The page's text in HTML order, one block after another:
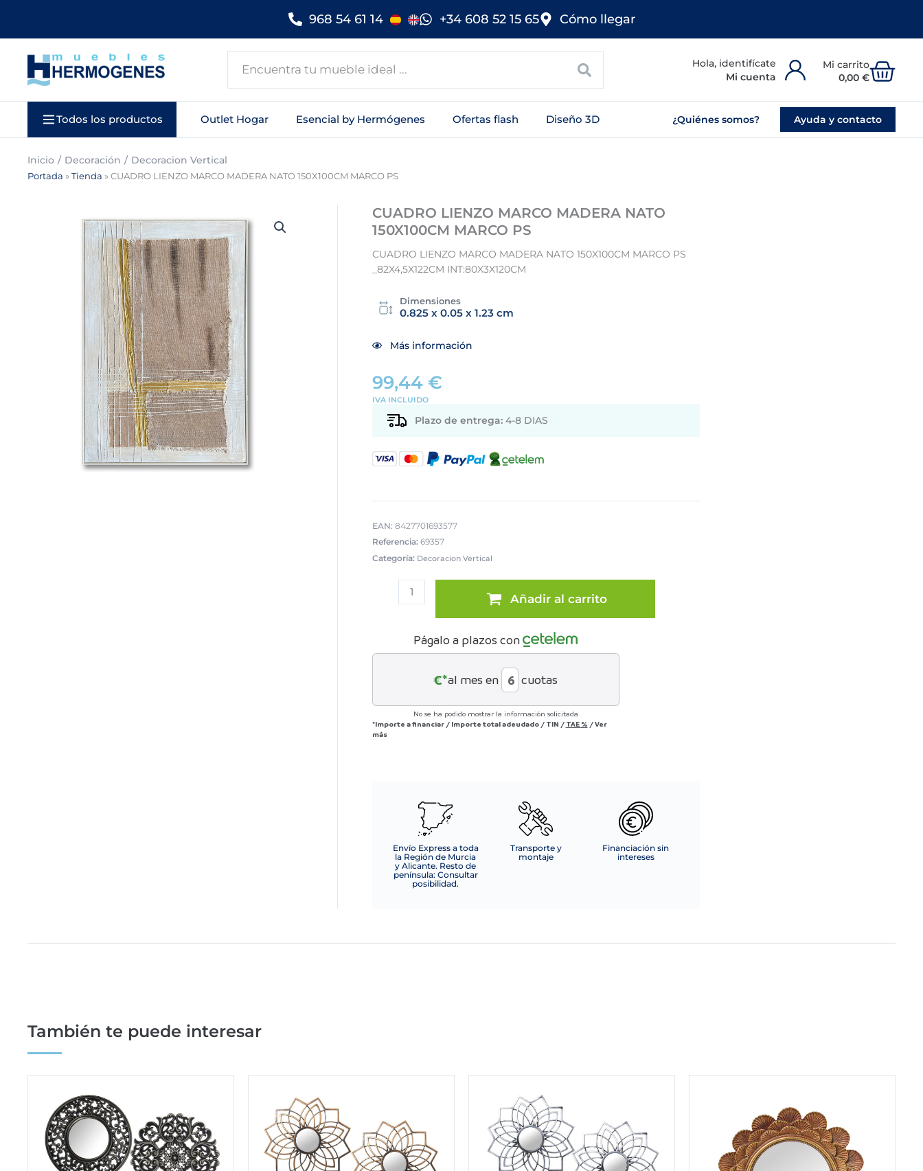
contenido
968 54 61 14 +34 608 52 15 65 Cómo llegar
Mi cuenta 0,00 €
Todos los productos Outlet Hogar Esencial by Hermógenes Ofertas flash Diseño 3D ¿Quiénes somos? Ayuda y contacto
Inicio Decoración Decoracion Vertical
Portada » Tienda » CUADRO LIENZO MARCO MADERA NATO 150X100CM MARCO PS
CUADRO LIENZO MARCO MADERA NATO
150X100CM MARCO PS
CUADRO LIENZO MARCO MADERA NATO 150X100CM MARCO PS
_82X4,5X122CM INT:80X3X120CM
Dimensiones
0.825 x 0.05 x 1.23 cm
Más información
99,44 €
IVA INCLUIDO
Plazo de entrega:4-8 DIAS
EAN: 8427701693577
Referencia: 69357
Categoría: Decoracion Vertical
LIENZO
MARCO
150X100CM
Añadir al carrito
Págalo a plazos con
€*al mes en cuotas
No se ha podido mostrar la información solicitada
*Importe a financiar / Importe total adeudado / TIN / TAE % /Ver
más
Envío Express a toda
la Región de Murcia
y Alicante. Resto de
península: Consultar
posibilidad.
Transporte y
montaje
Financiación sin
intereses
También te puede interesar